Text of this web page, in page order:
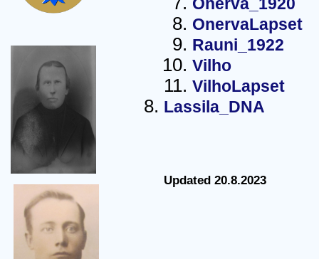
Onerva_1920
OnervaLapset
Rauni_1922
Vilho
VilhoLapset
Lassila_DNA
Updated 20.8.2023